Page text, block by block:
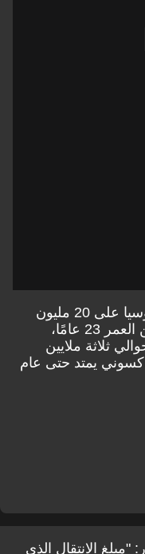
وفقًا لتقارير إعلامية، سيحصل بوروسيا على 20 مليون
يورو كرسوم انتقال للاعب البالغ من العمر 23 عامًا،
ثلاثة ملايين
يمتد حتى عام
الانتقال الذي